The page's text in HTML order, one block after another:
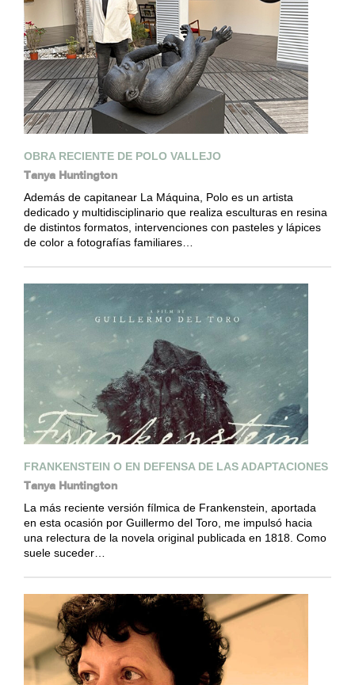
OBRA RECIENTE DE POLO VALLEJO
Tanya Huntington
Además de capitanear La Máquina, Polo es un artista
dedicado y multidisciplinario que realiza esculturas en resina
de distintos formatos, intervenciones con pasteles y lápices
de color a fotografías familiares…
FRANKENSTEIN O EN DEFENSA DE LAS ADAPTACIONES
Tanya Huntington
La más reciente versión fílmica de Frankenstein, aportada
en esta ocasión por Guillermo del Toro, me impulsó hacia
una relectura de la novela original publicada en 1818. Como
suele suceder…